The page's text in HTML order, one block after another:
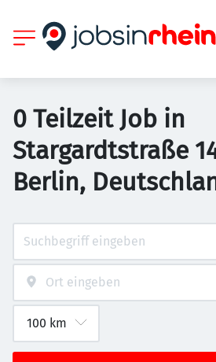
0 Teilzeit Job in
Stargardtstraße
Berlin,